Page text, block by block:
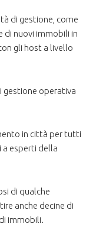
di gestione, come
di nuovi immobili in
gli host a livello
gestione operativa
in città per tutti
esperti della
di qualche
anche decine di
immobili.